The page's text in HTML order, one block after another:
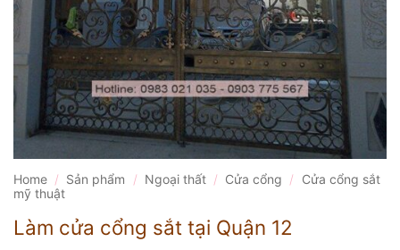
Home / Sản phẩm / Ngoại thất / Cửa cổng /
Cửa cổng sắt
mỹ thuật
Làm cửa cổng sắt tại Quận 12